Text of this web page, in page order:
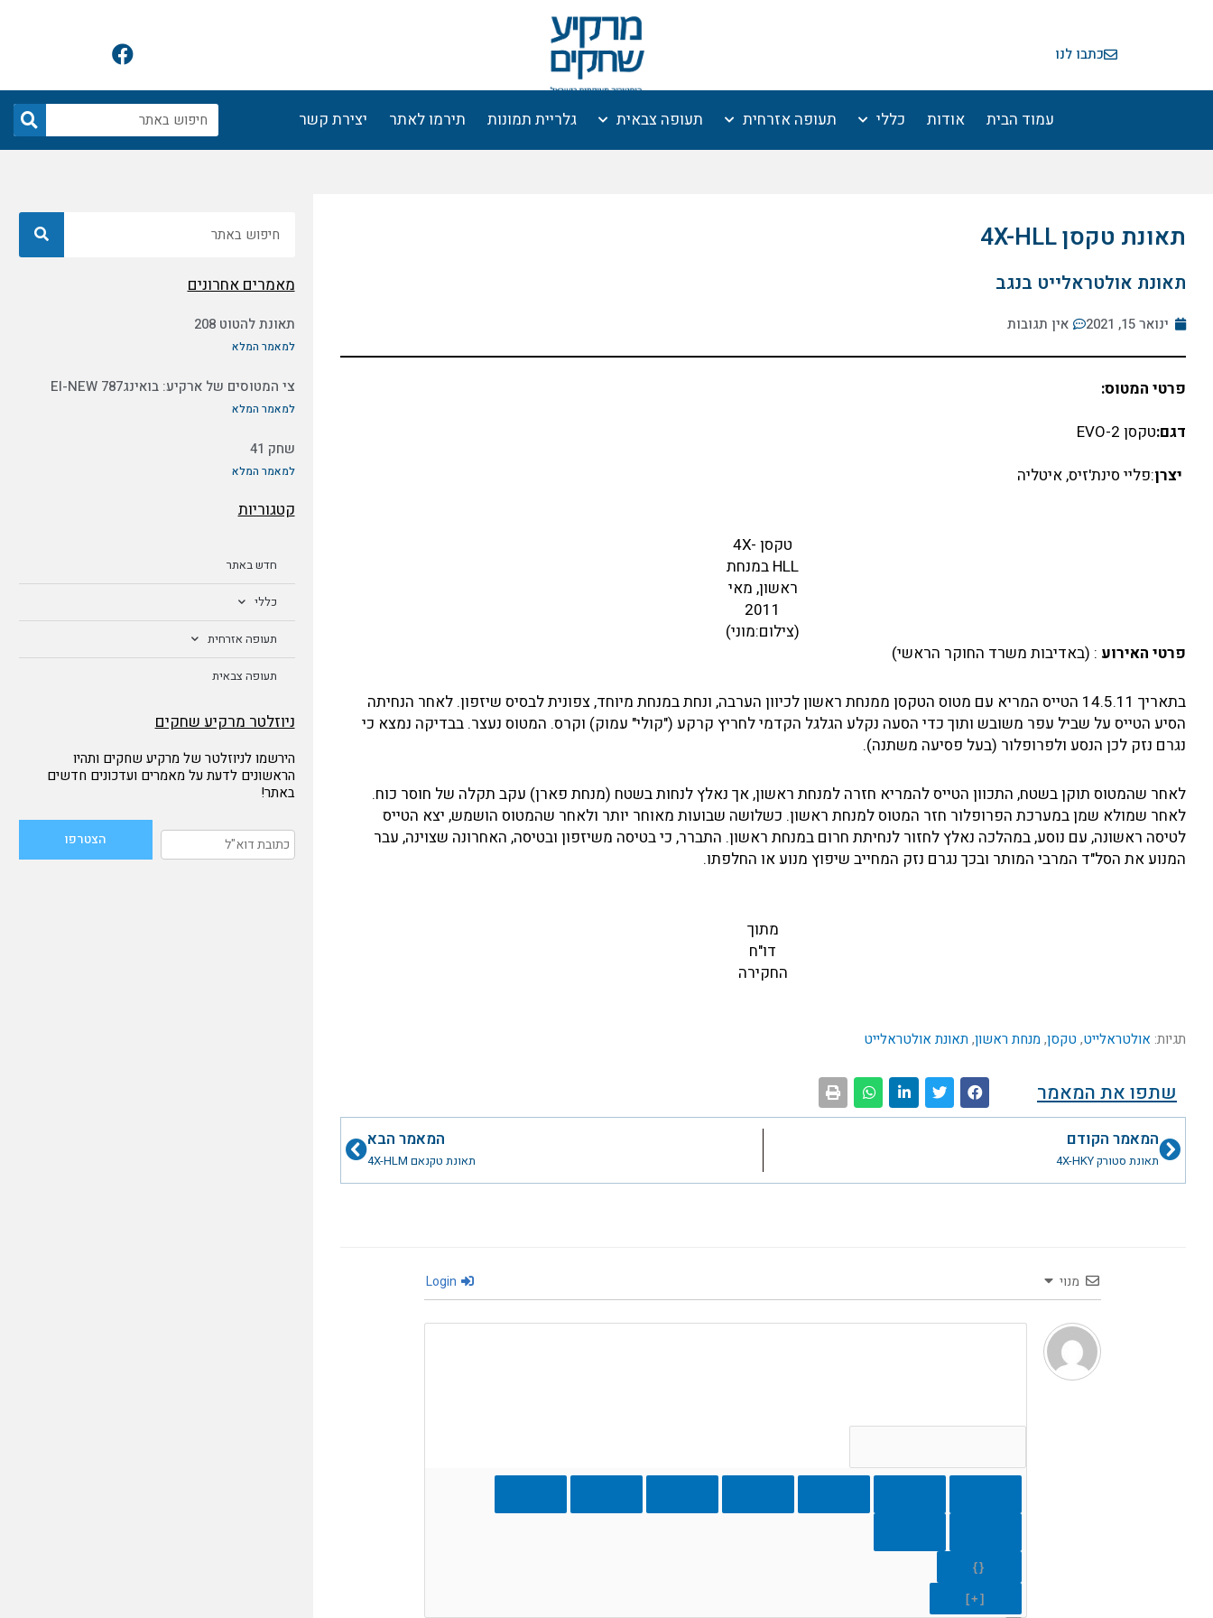
כתבו לנו
F
a
c
e
b
o
עמוד הבית אודות כללי תעופה אזרחית תעופה צבאית גלריית תמונות תירמו לאתר יצירת קשר חיפוש
תאונת טקסן 4X-HLL
תאונת אולטראלייט בנגב
ינואר 15, 2021 אין תגובות
פרטי המטוס:
דגם:טקסן EVO-2
יצרן:פליי סינת'זיס, איטליה
טקסן 4X-
HLL במנחת
ראשון, מאי
2011
(צילום:מוני)
פרטי האירוע : (באדיבות משרד החוקר הראשי)
בתאריך 14.5.11 הטייס המריא עם מטוס הטקסן ממנחת ראשון לכיוון הערבה, ונחת במנחת מיוחד, צפונית לבסיס שיזפון. לאחר הנחיתה
הסיע הטייס על שביל עפר משובש ותוך כדי הסעה נקלע הגלגל הקדמי לחריץ קרקע ("קולי" עמוק) וקרס. המטוס נעצר. בבדיקה נמצא כי
נגרם נזק לכן הנסע ולפרופלור (בעל פסיעה משתנה).
לאחר שהמטוס תוקן בשטח, התכוון הטייס להמריא חזרה למנחת ראשון, אך נאלץ לנחות בשטח (מנחת פארן) עקב תקלה של חוסר כוח.
לאחר שמולא שמן במערכת הפרופלור חזר המטוס למנחת ראשון. כשלושה שבועות מאוחר יותר ולאחר שהמטוס הושמש, יצא הטייס
לטיסה ראשונה, עם נוסע, במהלכה נאלץ לחזור לנחיתת חרום במנחת ראשון. התברר, כי בטיסה משיזפון ובטיסה, האחרונה שצוינה, עבר
המנוע את הסל"ד המרבי המותר ובכך נגרם נזק המחייב שיפוץ מנוע או החלפתו.
מתוך
דו"ח
החקירה
תגיות: אולטראלייט, טקסן,מנחת ראשון, תאונת אולטראלייט
שתפו את המאמר
קודםהמאמר הקודם
תאונת סטורק 4X-HKY
המאמר הבא
תאונת טקנאם 4X-HLM
הבא
מנוי
{}
[+]
מאמרים אחרונים
תאונת להטוט 208
למאמר המלא
צי המטוסים של ארקיע: בואינג787 EI-NEW
למאמר המלא
שחק 41
למאמר המלא
קטגוריות
חדש באתר
כללי
תעופה אזרחית
תעופה צבאית
ניוזלטר מרקיע שחקים
הירשמו לניוזלטר של מרקיע שחקים ותהיו
הראשונים לדעת על מאמרים ועדכונים חדשים
באתר!